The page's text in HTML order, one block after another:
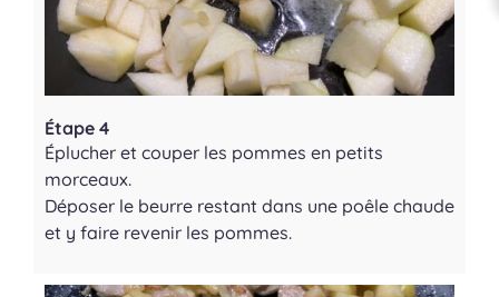
Étape 4
Éplucher et couper les pommes en petits
morceaux.
Déposer le beurre restant dans une poêle chaude
et y faire revenir les pommes.